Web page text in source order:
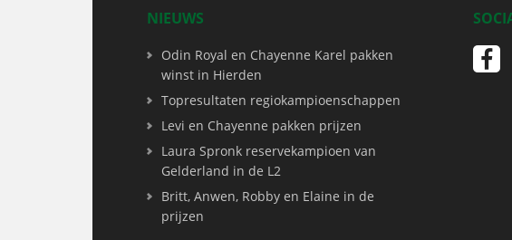
NIEUWS
Odin Royal en Chayenne Karel pakken
winst in Hierden
Topresultaten regiokampioenschappen
Levi en Chayenne pakken prijzen
Laura Spronk reservekampioen van
Gelderland in de L2
Britt, Anwen, Robby en Elaine in de
prijzen